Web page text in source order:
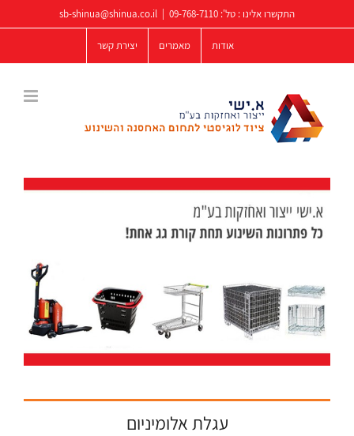
לתוכן
התקשרו אלינו : טל': 09-768-7110
sb-shinua@shinua.co.il
אודות מאמרים יצירת קשר
עגלת אלומיניום